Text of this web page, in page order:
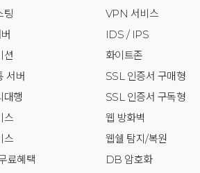
팅
션
서버
대행
스
스
료혜택
VPN 서비스
IDS / IPS
화이트존
SSL 인증서 구매형
SSL 인증서 구독형
웹 방화벽
웹쉘 탐지/복원
DB 암호화